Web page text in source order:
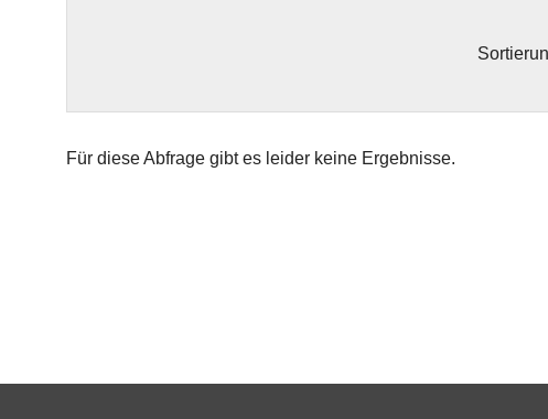
Für diese Abfrage gibt es leider keine Ergebnisse.